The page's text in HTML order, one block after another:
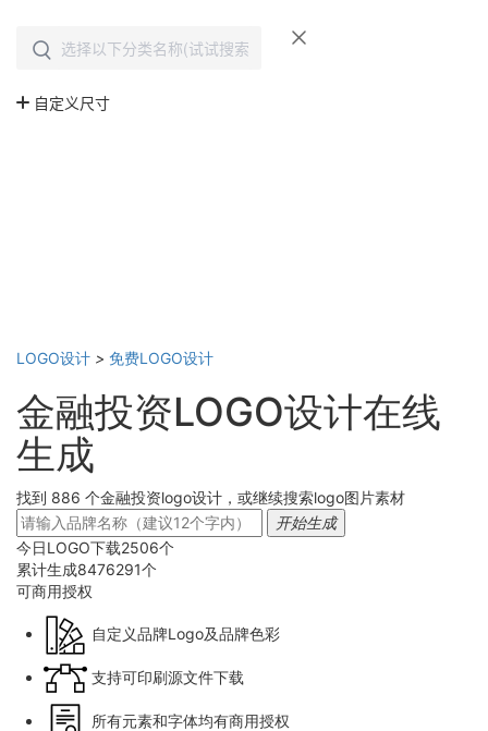
LOGO设计 > 免费LOGO设计
金融投资LOGO设计在线
生成
找到 886 个金融投资logo设计，或继续搜索logo图片素材
开始生成
今日LOGO下载2506个
累计生成8476291个
可商用授权
自定义品牌Logo及品牌色彩
支持可印刷源文件下载
所有元素和字体均有商用授权